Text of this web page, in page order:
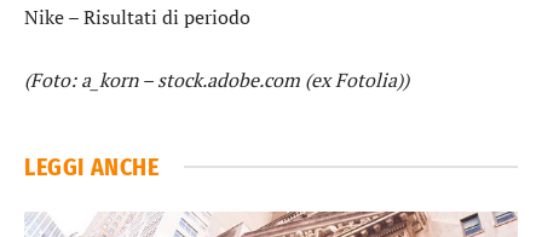
Nike– Risultati di periodo
(Foto: a_korn – stock.adobe.com (ex Fotolia))
LEGGI ANCHE